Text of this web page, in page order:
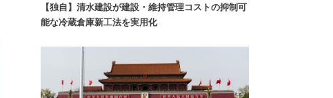
【独自】清水建設が建設・維持管理コストの抑制可
能な冷蔵倉庫新工法を実用化